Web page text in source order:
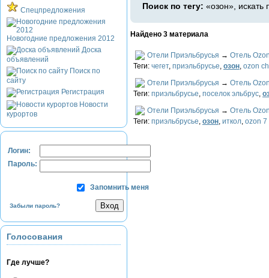
Спецпредложения
Новогодние предложения 2012
Доска
объявлений
Поиск по
сайту
Регистрация
Новости
курортов
Логин:
Пароль:
Запомнить меня
Забыли пароль?
Голосования
Где лучше?
Поиск по тегу: «озон», искать
Найдено 3 материала
Отели Приэльбрусья → Отель
Теги: чегет, приэльбрусье, озон, ozon
Отели Приэльбрусья → Отель
Теги: приэльбрусье, поселок эльбрус,
Отели Приэльбрусья → Отель
Теги: приэльбрусье, озон, иткол, ozon 7